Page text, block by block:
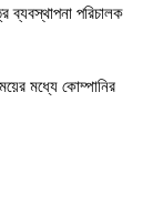
ব্যবস্থাপনা পরিচালক
মধ্যে কোম্পানির